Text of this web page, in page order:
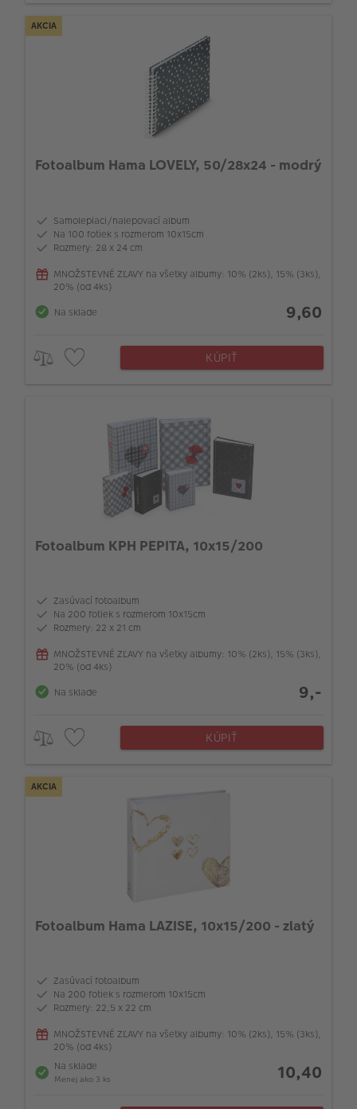
AKCIA
Fotoalbum Hama LOVELY, 50/28x24 - modrý
Samolepiaci/nalepovací album
Na 100 fotiek s rozmerom 10x15cm
Rozmery: 28 x 24 cm
MNOŽSTEVNÉ ZĽAVY na všetky albumy: 10% (2ks), 15% (3ks),
20% (od 4ks)
Na sklade
9,60
KÚPIŤ
Fotoalbum KPH PEPITA, 10x15/200
Zasúvací fotoalbum
Na 200 fotiek s rozmerom 10x15cm
Rozmery: 22 x 21 cm
MNOŽSTEVNÉ ZĽAVY na všetky albumy: 10% (2ks), 15% (3ks),
20% (od 4ks)
Na sklade
9,-
KÚPIŤ
AKCIA
Fotoalbum Hama LAZISE, 10x15/200 - zlatý
Zasúvací fotoalbum
Na 200 fotiek s rozmerom 10x15cm
Rozmery: 22,5 x 22 cm
MNOŽSTEVNÉ ZĽAVY na všetky albumy: 10% (2ks), 15% (3ks),
20% (od 4ks)
Na sklade
Menej ako 3 ks 10,40